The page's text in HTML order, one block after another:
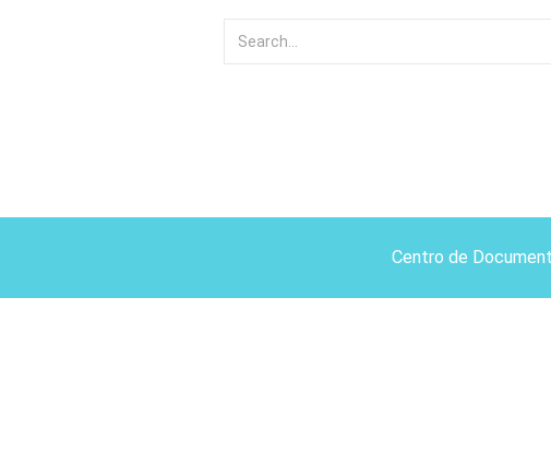
Centro de